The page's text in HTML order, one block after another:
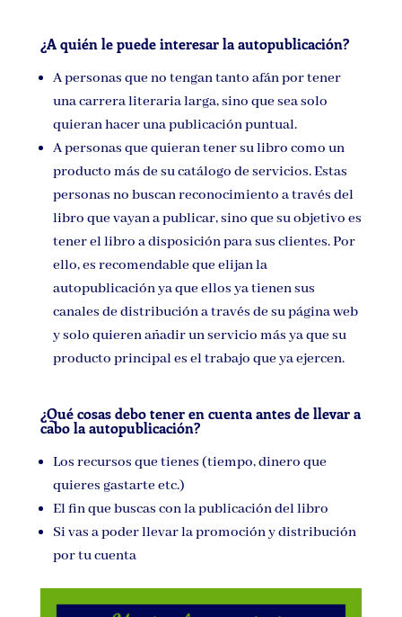
¿A quién le puede interesar la autopublicación?
A personas que no tengan tanto afán por tener
una carrera literaria larga, sino que sea solo
quieran hacer una publicación puntual.
A personas que quieran tener su libro como un
producto más de su catálogo de servicios. Estas
personas no buscan reconocimiento a través del
libro que vayan a publicar, sino que su objetivo es
tener el libro a disposición para sus clientes. Por
ello, es recomendable que elijan la
autopublicación ya que ellos ya tienen sus
canales de distribución a través de su página web
y solo quieren añadir un servicio más ya que su
producto principal es el trabajo que ya ejercen.
¿Qué cosas debo tener en cuenta antes de llevar a
cabo la autopublicación?
Los recursos que tienes (tiempo, dinero que
quieres gastarte etc.)
El fin que buscas con la publicación del libro
Si vas a poder llevar la promoción y distribución
por tu cuenta